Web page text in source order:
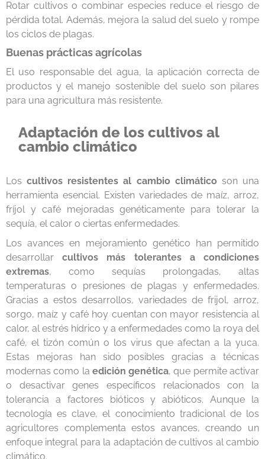
Rotar cultivos o combinar especies reduce el riesgo de
pérdida total. Además, mejora la salud del suelo y rompe
los ciclos de plagas.
Buenas prácticas agrícolas
El uso responsable del agua, la aplicación correcta de
productos y el manejo sostenible del suelo son pilares
para una agricultura más resistente.
Adaptación de los cultivos al
cambio climático
Loscultivos resistentes al cambio climáticoson una
herramienta esencial. Existen variedades de maíz, arroz,
fríjol y café mejoradas genéticamente para tolerar la
sequía, el calor o ciertas enfermedades.
Los avances en mejoramiento genético han permitido
desarrollarcultivos más tolerantes a condiciones
extremas, como sequías prolongadas, altas
temperaturas o presiones de plagas y enfermedades.
Gracias a estos desarrollos, variedades de frijol, arroz,
sorgo, maíz y café hoy cuentan con mayor resistencia al
calor, al estrés hídrico y a enfermedades como la roya del
café, el tizón común o los virus que afectan a la yuca.
Estas mejoras han sido posibles gracias a técnicas
modernas como la edición genética, que permite activar
o desactivar genes específicos relacionados con la
tolerancia a factores bióticos y abióticos. Aunque la
tecnología es clave, el conocimiento tradicional de los
agricultores complementa estos avances, creando un
enfoque integral para la adaptación de cultivos al cambio
climático.